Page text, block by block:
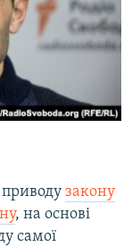
закону
, на основі
самої